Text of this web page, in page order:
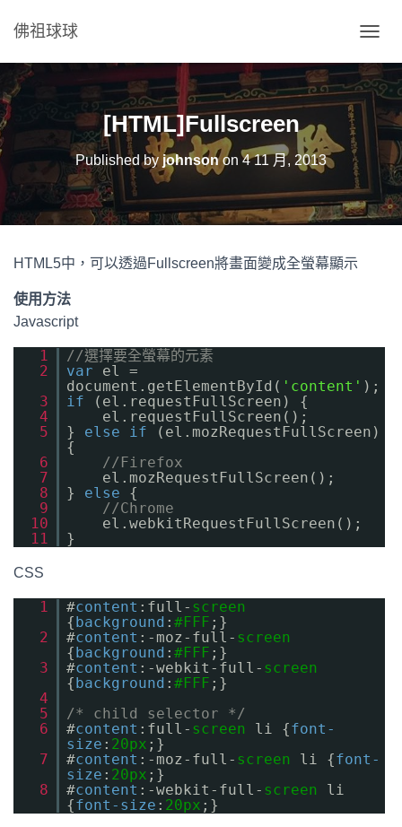
佛祖球球
O
G
G
E
I
G
[HTML]Fullscreen
Published by johnsonon4 11 月, 2013
HTML5中，可以透過Fullscreen將畫面變成全螢幕顯示
使用方法
Javascript
1
//選擇要全螢幕的元素
2
var
el =
document.getElementById( 'content' );
3
if
(el.requestFullScreen) {
4
el.requestFullScreen();
5
} else if
(el.mozRequestFullScreen)
{
6
//Firefox
7
el.mozRequestFullScreen();
8
} else
{
9
//Chrome
10
el.webkitRequestFullScreen();
11
}
CSS
1 #content :full- screen
{background : #FFF ;}
2
#content :-moz-full- screen
{background : #FFF ;}
3
#content :-webkit-full- screen
{background : #FFF ;}
4
5
/* child selector */
6
#content :full- screen li {font-
size : 20px ;}
7
#content :-moz-full- screen li {font-
size : 20px ;}
8
#content :-webkit-full- screen
li
{font-size : 20px ;}